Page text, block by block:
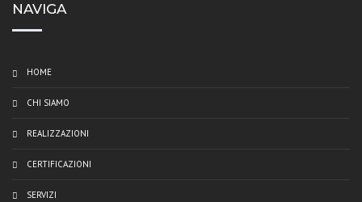
NAVIGA
HOME
CHI SIAMO
REALIZZAZIONI
CERTIFICAZIONI
SERVIZI